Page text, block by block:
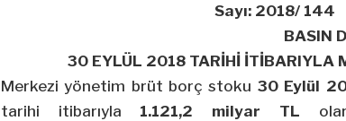
Sayı: 2018/
BASIN
30 EYLÜL 2018 TARİHİ İTİBARIYLA
Merkezi yönetim brüt borç stoku 30 Eylül
tarihi itibarıyla 1.121,2 milyar TL